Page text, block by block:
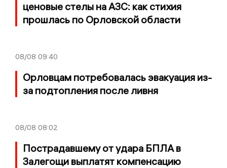
ценовые стелы на АЗС: как стихия
прошлась по Орловской области
08/08 09:40
Орловцам потребовалась эвакуация из-
за подтопления после ливня
08/08 08:02
Пострадавшему от удара БПЛА в
Залегощи выплатят компенсацию